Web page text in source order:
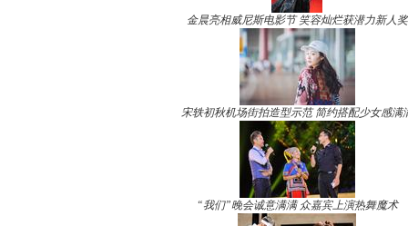
金晨亮相威尼斯电影节 笑容灿烂获潜力新人奖
宋轶初秋机场街拍造型示范 简约搭配少女感满
“我们”晚会诚意满满 众嘉宾上演热舞魔术